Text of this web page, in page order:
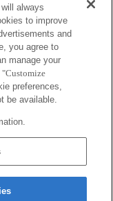
compatibile
ma con restrizioni
always
to improve
and
you agree to
manage your
"Customize
preferences,
be available.